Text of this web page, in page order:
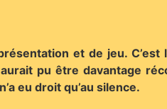
et de jeu. C’est
pu être davantage
eu droit qu’au silence.